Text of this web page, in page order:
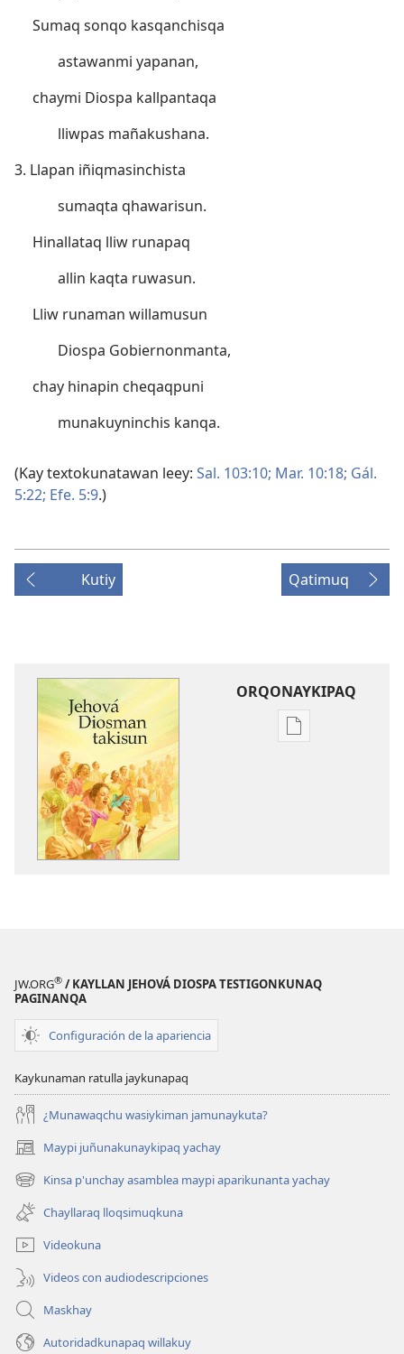
Sumaq sonqo kasqanchisqa
astawanmi yapanan,
chaymi Diospa kallpantaqa
lliwpas mañakushana.
3. Llapan iñiqmasinchista
sumaqta qhawarisun.
Hinallataq lliw runapaq
allin kaqta ruwasun.
Lliw runaman willamusun
Diospa Gobiernonmanta,
chay hinapin cheqaqpuni
munakuyninchis kanqa.
(Kay textokunatawan leey: Sal. 103:10; Mar. 10:18; Gál.
5:22; Efe. 5:9.)
Kutiy Qatimuq
ORQONAYKIPAQ
Kaypi
JW.ORG® / KAYLLAN JEHOVÁ DIOSPA TESTIGONKUNAQ
PAGINANQA
Configuración de la apariencia
Kaykunaman ratulla jaykunapaq
¿Munawaqchu wasiykiman jamunaykuta?
Maypi juñunakunaykipaq yachay
(abre
una
nueva
ventana)
Kinsa p'unchay asamblea maypi aparikunanta yachay
(abre
una
nueva
ventana)
Chayllaraq lloqsimuqkuna
Videokuna
Videos con audiodescripciones
Maskhay
Autoridadkunapaq willakuy